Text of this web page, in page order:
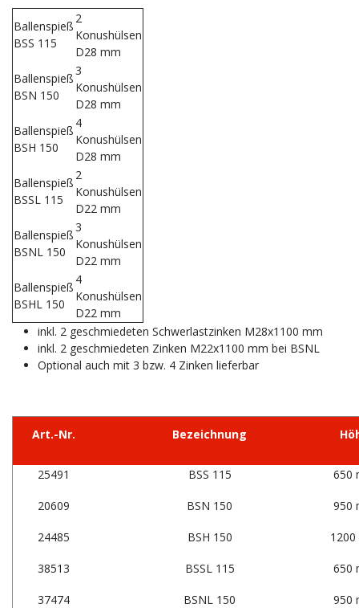
Ballenspieß
BSS 115
2
Konushülsen
D28 mm
Ballenspieß
BSN 150
3
Konushülsen
D28 mm
Ballenspieß
BSH 150
4
Konushülsen
D28 mm
Ballenspieß
BSSL 115
2
Konushülsen
D22 mm
Ballenspieß
BSNL 150
3
Konushülsen
D22 mm
Ballenspieß
BSHL 150
4
Konushülsen
D22 mm
inkl. 2 geschmiedeten Schwerlastzinken M28x1100 mm
inkl. 2 geschmiedeten Zinken M22x1100 mm bei BSNL
Optional auch mit 3 bzw. 4 Zinken lieferbar
Art.-Nr. Bezeichnung
25491 BSS 115 650
20609 BSN 150 950
24485 BSH 150
38513 BSSL 115 650
37474 BSNL 150 950